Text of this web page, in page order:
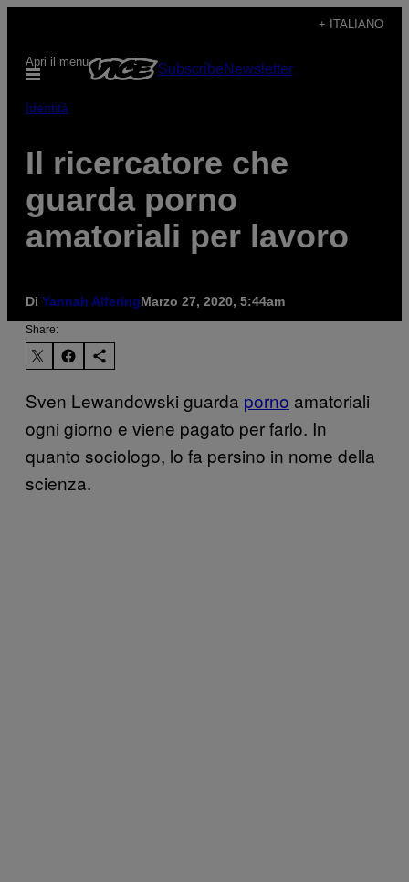
contenuto
+ ITALIANO
Apri il menu SubscribeNewsletter
Identità
Il ricercatore che
guarda porno
amatoriali per lavoro
Di Yannah AlferingMarzo 27, 2020, 5:44am
Share:
Sven Lewandowski guarda porno amatoriali
ogni giorno e viene pagato per farlo. In
quanto sociologo, lo fa persino in nome della
scienza.